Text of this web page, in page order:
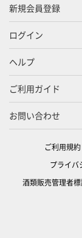
新規会員登録
ログイン
ヘルプ
ご利用ガイド
お問い合わせ
ご利用規約
プライバ
酒類販売管理者